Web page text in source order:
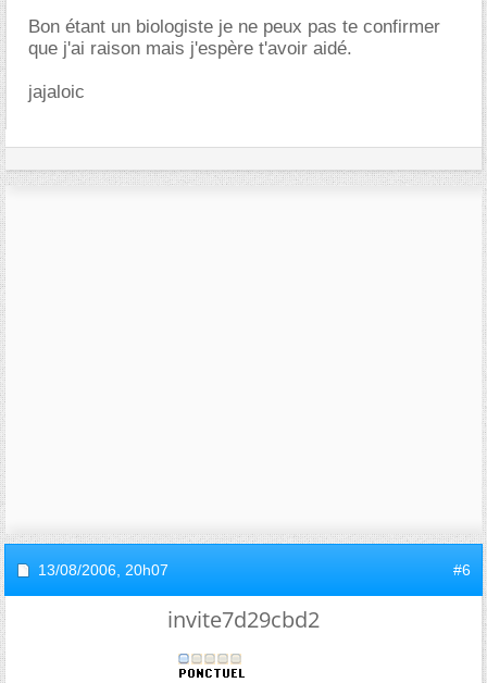
Bon étant un biologiste je ne peux pas te confirmer
que j'ai raison mais j'espère t'avoir aidé.
jajaloic
13/08/2006, 20h07 #6
invite7d29cbd2